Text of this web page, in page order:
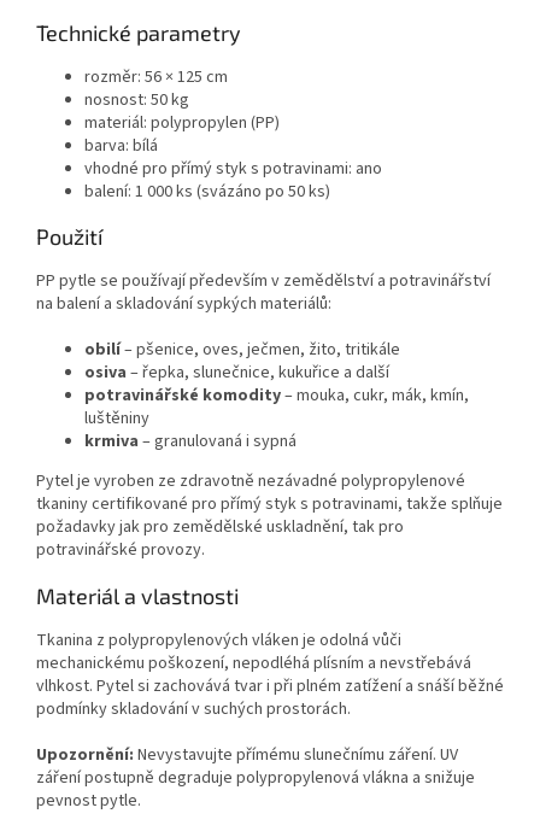
Technické parametry
rozměr: 56 × 125 cm
nosnost: 50 kg
materiál: polypropylen (PP)
barva: bílá
vhodné pro přímý styk s potravinami: ano
balení: 1 000 ks (svázáno po 50 ks)
Použití
PP pytle se používají především v zemědělství a potravinářství
na balení a skladování sypkých materiálů:
obilí– pšenice, oves, ječmen, žito, tritikále
osiva – řepka, slunečnice, kukuřice a další
potravinářské komodity– mouka, cukr, mák, kmín,
luštěniny
krmiva – granulovaná i sypná
Pytel je vyroben ze zdravotně nezávadné polypropylenové
tkaniny certifikované pro přímý styk s potravinami, takže splňuje
požadavky jak pro zemědělské uskladnění, tak pro
potravinářské provozy.
Materiál a vlastnosti
Tkanina z polypropylenových vláken je odolná vůči
mechanickému poškození, nepodléhá plísním a nevstřebává
vlhkost. Pytel si zachovává tvar i při plném zatížení a snáší běžné
podmínky skladování v suchých prostorách.
Upozornění: Nevystavujte přímému slunečnímu záření. UV
záření postupně degraduje polypropylenová vlákna a snižuje
pevnost pytle.